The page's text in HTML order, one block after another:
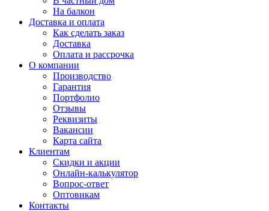
На балкон
Доставка и оплата
Как сделать заказ
Доставка
Оплата и рассрочка
О компании
Производство
Гарантия
Портфолио
Отзывы
Реквизиты
Вакансии
Карта сайта
Клиентам
Скидки и акции
Онлайн-калькулятор
Вопрос-ответ
Оптовикам
Контакты